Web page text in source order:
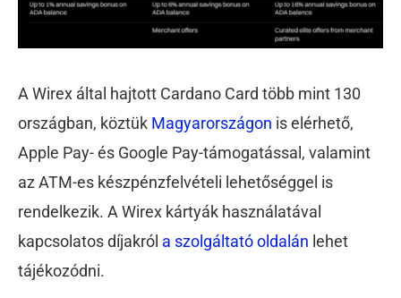
A Wirex által hajtott Cardano Card több mint 130
országban, köztük Magyarországon is elérhető,
Apple Pay- és Google Pay-támogatással, valamint
az ATM-es készpénzfelvételi lehetőséggel is
rendelkezik. A Wirex kártyák használatával
kapcsolatos díjakról a szolgáltató oldalán lehet
tájékozódni.